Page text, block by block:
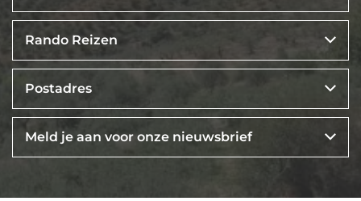
Rando Reizen
Postadres
Meld je aan voor onze nieuwsbrief